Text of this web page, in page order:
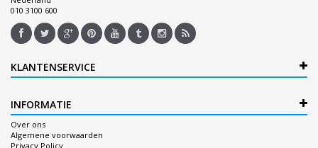
010 3100 600
KLANTENSERVICE
INFORMATIE
Over ons
Algemene voorwaarden
Privacy Policy